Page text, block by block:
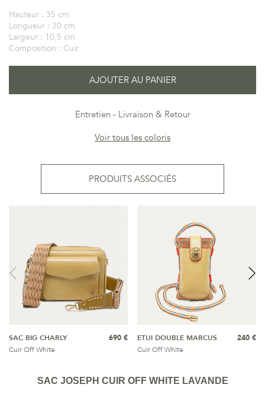
Hauteur : 35 cm
Longueur : 30 cm
Largeur : 10,5 cm
Composition : Cuir
AJOUTER AU PANIER
Entretien
Livraison & Retour
Voir tous les coloris
PRODUITS ASSOCIÉS
SAC BIG CHARLY
Cuir Off White
690 €
ETUI DOUBLE MARCUS
Cuir Off White
240 €
SAC JOSEPH CUIR OFF WHITE LAVANDE